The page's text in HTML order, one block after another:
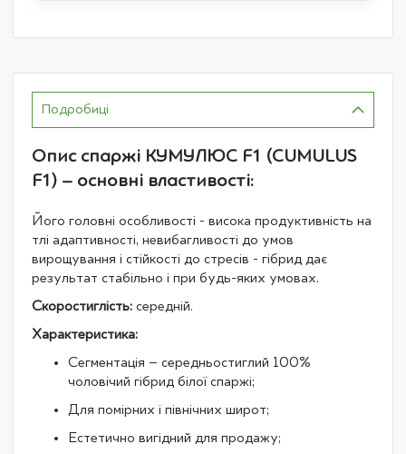
Подробиці
Опис спаржі КУМУЛЮС F1 (CUMULUS
F1) – основні властивості:
Його головні особливості - висока продуктивність на
тлі адаптивності, невибагливості до умов
вирощування і стійкості до стресів - гібрид дає
результат стабільно і при будь-яких умовах.
Скоростиглість: середній.
Характеристика:
Сегментація – середньостиглий 100%
чоловічий гібрид білої спаржі;
Для помірних і північних широт;
Естетично вигідний для продажу;